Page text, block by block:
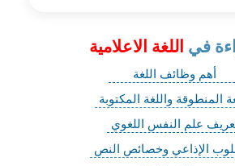
في اللغة الاعلامية
أهم وظائف اللغة
المنطوقة واللغة المكتوبة
علم النفس اللغوي
الإذاعي وخصائص النص